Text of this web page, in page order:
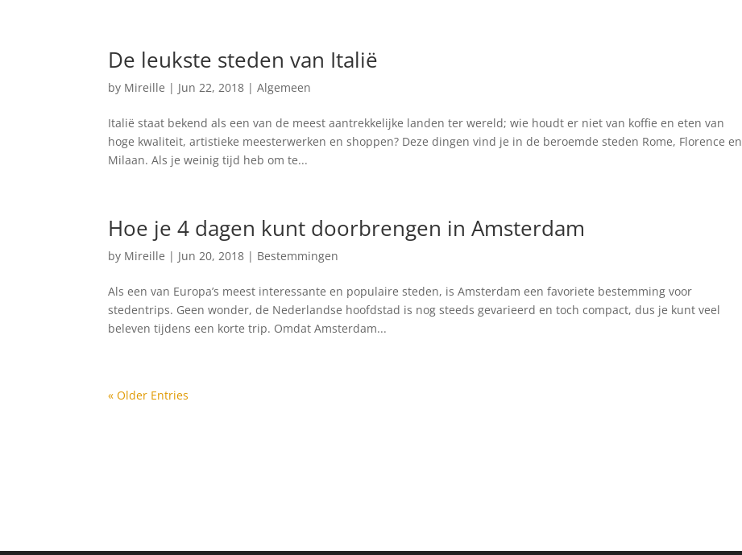
De leukste steden van Italië
by Mireille | Jun 22, 2018 |Algemeen
Italië staat bekend als een van de meest aantrekkelijke landen ter wereld; wie houdt er niet van koffie en eten van
hoge kwaliteit, artistieke meesterwerken en shoppen? Deze dingen vind je in de beroemde steden Rome, Florence en
Milaan. Als je weinig tijd heb om te...
Hoe je 4 dagen kunt doorbrengen in Amsterdam
by Mireille | Jun 20, 2018 | Bestemmingen
Als een van Europa’s meest interessante en populaire steden, is Amsterdam een favoriete bestemming voor
stedentrips. Geen wonder, de Nederlandse hoofdstad is nog steeds gevarieerd en toch compact, dus je kunt veel
beleven tijdens een korte trip. Omdat Amsterdam...
« Older Entries